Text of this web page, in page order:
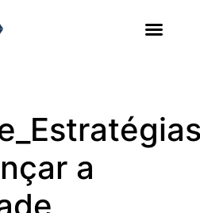
a